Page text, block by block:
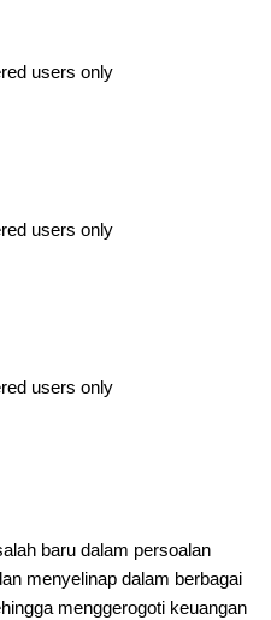
users only
users only
users only
baru dalam persoalan
menyelinap dalam berbagai
menggerogoti keuangan